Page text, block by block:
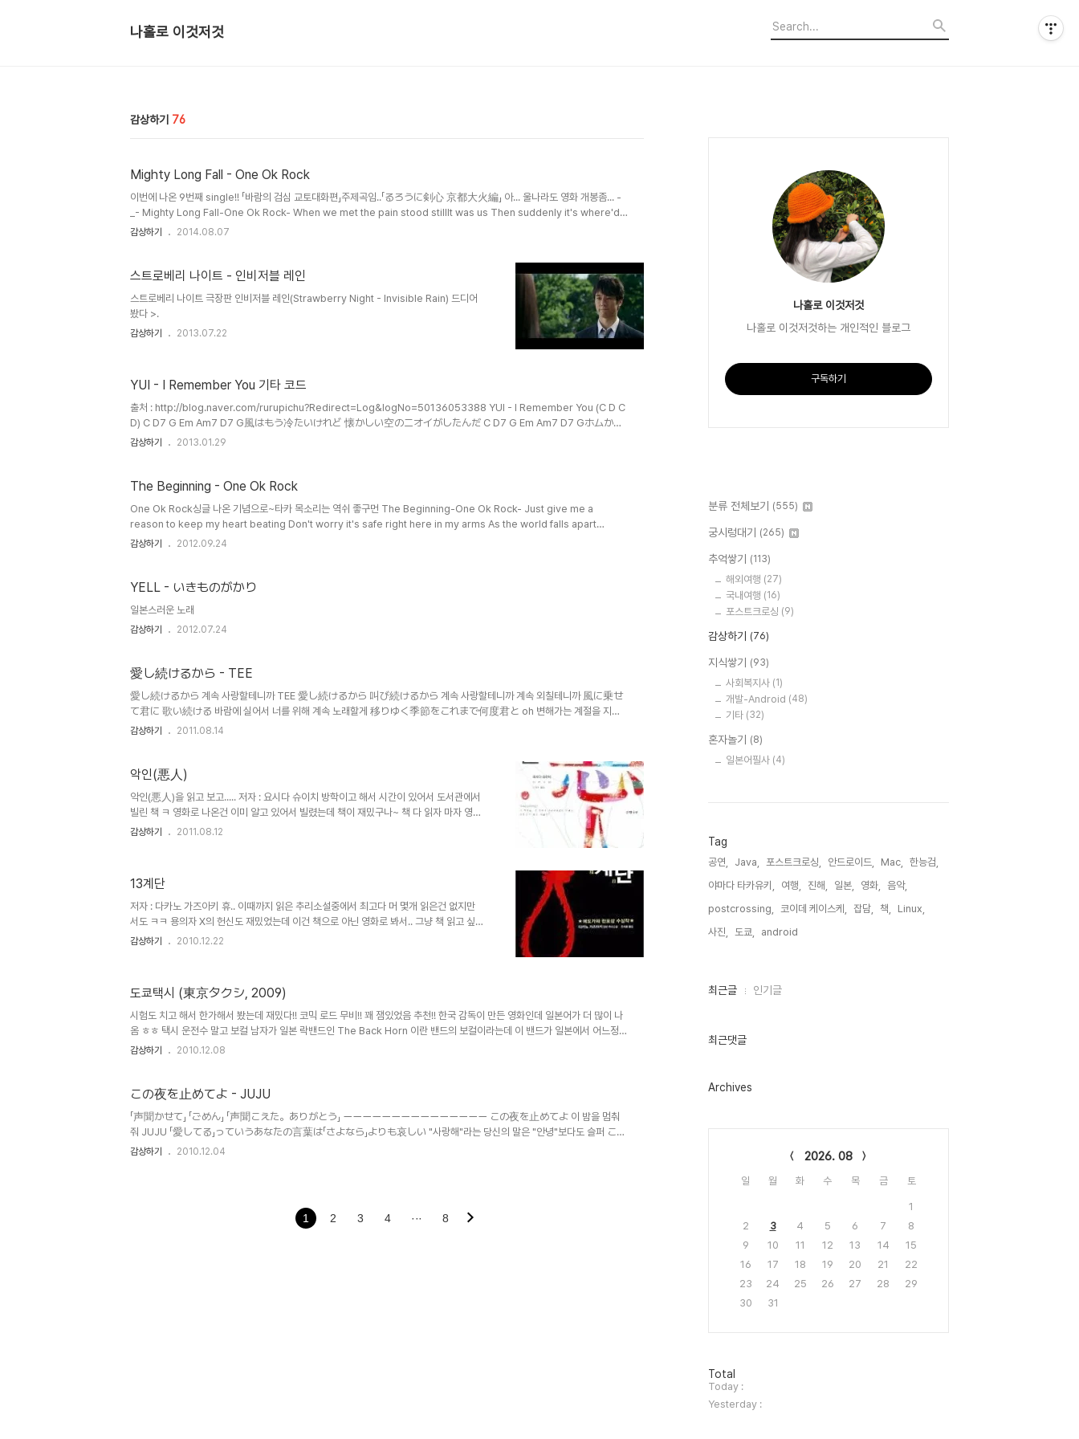
나홀로 이것저것
감상하기 76
Mighty Long Fall - One Ok Rock
이번에 나온 9번째 single!! 「바람의 검심 교토대화편」주제곡임..「るろうに剣心 京都大火編」 아... 울나라도 영화 개봉좀... -
_- Mighty Long Fall-One Ok Rock- When we met the pain stood stillIt was us Then suddenly it's where'd
you go? The system blew I knew This side of me I want a little moreBut inside it seems I'm just a little
감상하기 2014.08.07
스트로베리 나이트 - 인비저블 레인
스트로베리 나이트 극장판 인비저블 레인(Strawberry Night - Invisible Rain) 드디어
봤다 >.
감상하기 2013.07.22
YUI - I Remember You 기타 코드
출처 : http://blog.naver.com/rurupichu?Redirect=Log&logNo=50136053388 YUI - I Remember You (C D C
D) C D7 G Em Am7 D7 G風はもう冷たいけれど 懐かしい空のニオイがしたんだ C D7 G Em Am7 D7 Gホムから
海が見えるこの場所で君を探してる Em D C G Em D7 G季節外れのサフボドにあの夏はきっと生きてる Em D C
remember you (D C D) C D7 G Em Am7 D7 G錆びたギター抱えるたび..
감상하기 2013.01.29
The Beginning - One Ok Rock
One Ok Rock싱글 나온 기념으로~타카 목소리는 역쉬 좋구먼 The Beginning-One Ok Rock- Just give me a
reason to keep my heart beating Don't worry it's safe right here in my arms As the world falls apart
around us All we can do is hold on hold on Take my hand and bring me back I'll risk everything if it's for
감상하기 2012.09.24
YELL - いきものがかり
일본스러운 노래
감상하기 2012.07.24
愛し続けるから - TEE
愛し続けるから 계속 사랑할테니까 TEE 愛し続けるから 叫び続けるから 계속 사랑할테니까 계속 외칠테니까 風に乗せ
て君に 歌い続ける 바람에 실어서 너를 위해 계속 노래할게 移りゆく季節をこれまで何度君と oh 변해가는 계절을 지금
까지 몇번이나 너와 過ごしてきたんだろう？ 보내온 것일까? 澄み渡った空は「もう迷いはないんだろう」 드맑은 하늘은
きみがいてくれるから 오늘도 네가 있어 주기에 俺、がむしゃらに生きれるから 나, 무작정 살아갈수 있으니까 ずっとそ
감상하기 2011.08.14
악인(悪人)
악인(悪人)을 읽고 보고..... 저자 : 요시다 슈이치 방학이고 해서 시간이 있어서 도서관에서
빌린 책 ㅋ 영화로 나온건 이미 알고 있어서 빌렸는데 책이 재밌구나~ 책 다 읽자 마자 영화
도 바로 봤다;; 감독 : 이상일 출연 : 츠마부키 사토시, 후카츠에리 대게 책읽고 영화보면 실
감상하기 2011.08.12
13계단
저자 : 다카노 가즈아키 휴.. 이때까지 읽은 추리소설중에서 최고다 머 몇개 읽은건 없지만
서도 ㅋㅋ 용의자 X의 헌신도 재밌었는데 이건 책으로 아닌 영화로 봐서.. 그냥 책 읽고 싶
어서.. 도서관가서 빌려왔다 오오쿠보 도서관에는 한글로 된 책도 있기때문~ 아직 일본어책
밌음!! 추천!!!
감상하기 2010.12.22
도쿄택시 (東京タクシ, 2009)
시험도 치고 해서 한가해서 봤는데 재밌다!! 코믹 로드 무비!! 꽤 잼있었음 추천!! 한국 감독이 만든 영화인데 일본어가 더 많이 나
옴 ㅎㅎ 택시 운전수 말고 보컬 남자가 일본 락밴드인 The Back Horn 이란 밴드의 보컬이라는데 이 밴드가 일본에서 어느정도
인진 모르겠고~ 여튼 영화안에서 부르는 노래 찾아봤는데 유튜브에는 안보이는구나~~ 시간도 75분밖에 안되니 가볍게 보기
감상하기 2010.12.08
この夜を止めてよ - JUJU
「声聞かせて」 「ごめん」 「声聞こえた。ありがとう」 ーーーーーーーーーーーーーーー この夜を止めてよ 이 밤을 멈춰
줘 JUJU 「愛してる」っていうあなたの言葉は「さよなら」よりも哀しい "사랑해"라는 당신의 말은 "안녕"보다도 슬퍼 これ
以上何も言わなくていいだからこの夜を止めてよ 더이상 아무말도 하지 않아도 돼 그러니 이 밤을 멈춰줘 呼吸(いき)す
음에 마음속으로 울고있어 同じ色の夢みていたいのに違う道に離れてく ..
감상하기 2010.12.04
1 2 3 4 ··· 8
나홀로 이것저것
나홀로 이것저것하는 개인적인 블로그
구독하기
분류 전체보기 (555)
궁시렁대기 (265)
추억쌓기 (113)
해외여행 (27)
국내여행 (16)
포스트크로싱 (9)
감상하기 (76)
지식쌓기 (93)
사회복지사 (1)
개발-Android (48)
기타 (32)
혼자놀기 (8)
일본어필사 (4)
Tag
공연, Java, 포스트크로싱, 안드로이드, Mac,
한능검,
야마다 타카유키,
여행, 진해, 일본, 영화,
음악,
postcrossing,
코이데 케이스케, 잡담, 책,
Linux,
사진,
도쿄, android,
최
인
최근글 인기글
최근댓글
Archives
2026. 08
일 월 화 수 목 금 토
1
2
3 4 5 6 7
8
9
10 11 12 13 14
15
16
17 18 19 20 21
22
23
24 25 26 27 28
29
30
31
방
문
자
수
Total
Today :
Yesterday :